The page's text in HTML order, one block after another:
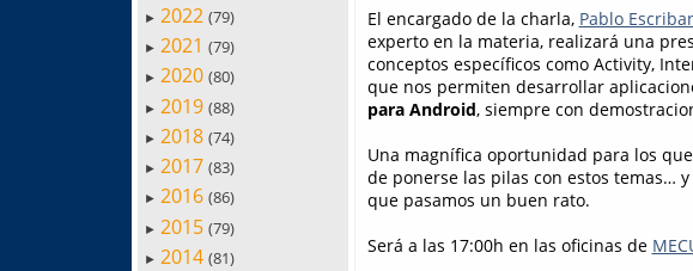
► 2022 (79)
► 2021 (79)
► 2020 (80)
► 2019 (88)
► 2018 (74)
► 2017 (83)
► 2016 (86)
► 2015 (79)
► 2014 (81)
El encargado de la charla, Pablo
experto en la materia, realizará una
conceptos específicos como Activity,
que nos permiten desarrollar
para Android, siempre con
Una magnífica oportunidad para los
de ponerse las pilas con estos temas…
que pasamos un buen rato.
Será a las 17:00h en las oficinas de